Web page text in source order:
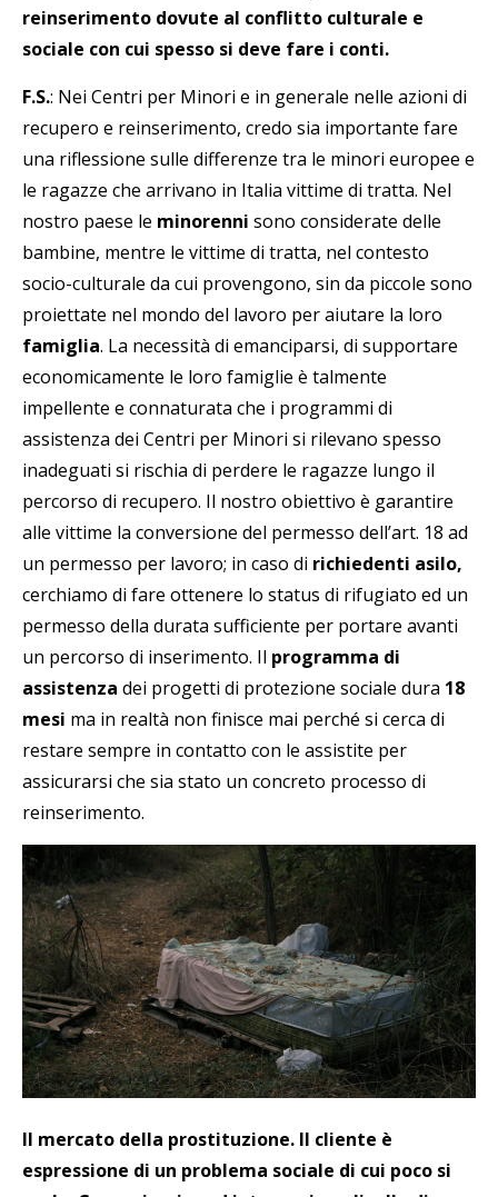
reinserimento dovute al conflitto culturale e
sociale con cui spesso si deve fare i conti.
F.S.: Nei Centri per Minori e in generale nelle azioni di
recupero e reinserimento, credo sia importante fare
una riflessione sulle differenze tra le minori europee e
le ragazze che arrivano in Italia vittime di tratta. Nel
nostro paese le minorenni sono considerate delle
bambine, mentre le vittime di tratta, nel contesto
socio-culturale da cui provengono, sin da piccole sono
proiettate nel mondo del lavoro per aiutare la loro
famiglia. La necessità di emanciparsi, di supportare
economicamente le loro famiglie è talmente
impellente e connaturata che i programmi di
assistenza dei Centri per Minori si rilevano spesso
inadeguati si rischia di perdere le ragazze lungo il
percorso di recupero. Il nostro obiettivo è garantire
alle vittime la conversione del permesso dell’art. 18 ad
un permesso per lavoro; in caso di richiedenti asilo,
cerchiamo di fare ottenere lo status di rifugiato ed un
permesso della durata sufficiente per portare avanti
un percorso di inserimento. Il programma di
assistenza dei progetti di protezione sociale dura 18
mesi ma in realtà non finisce mai perché si cerca di
restare sempre in contatto con le assistite per
assicurarsi che sia stato un concreto processo di
reinserimento.
Il mercato della prostituzione. Il cliente è
espressione di un problema sociale di cui poco si